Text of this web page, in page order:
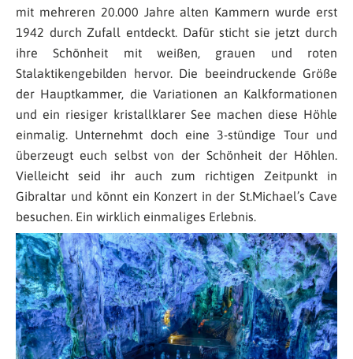
mit mehreren 20.000 Jahre alten Kammern wurde erst
1942 durch Zufall entdeckt. Dafür sticht sie jetzt durch
ihre Schönheit mit weißen, grauen und roten
Stalaktikengebilden hervor. Die beeindruckende Größe
der Hauptkammer, die Variationen an Kalkformationen
und ein riesiger kristallklarer See machen diese Höhle
einmalig. Unternehmt doch eine 3-stündige Tour und
überzeugt euch selbst von der Schönheit der Höhlen.
Vielleicht seid ihr auch zum richtigen Zeitpunkt in
Gibraltar und könnt ein Konzert in der St.Michael’s Cave
besuchen. Ein wirklich einmaliges Erlebnis.